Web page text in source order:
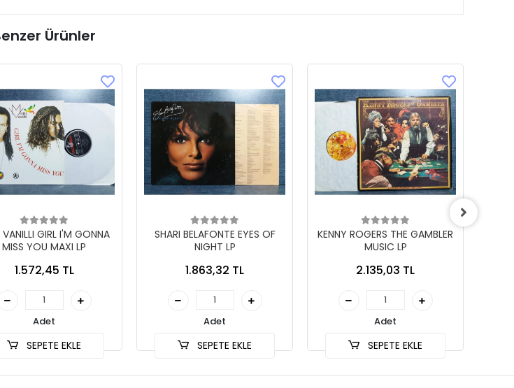
Ürünler
VANILLI GIRL I'M GONNA
MISS YOU MAXI LP
1.572,45 TL
Adet
SEPETE EKLE
SHARI BELAFONTE EYES OF
NIGHT LP
1.863,32 TL
Adet
SEPETE EKLE
KENNY ROGERS THE GAMBLER
MUSIC LP
2.135,03 TL
Adet
SEPETE EKLE